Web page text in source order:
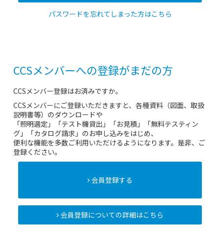
パスワードを忘れてしまった方はこちら
CCSメンバーへの登録がまだの方
CCSメンバー登録はお済みですか。
CCSメンバーにご登録いただきますと、各種資料（図面、取扱
説明書等）のダウンロードや
「照明選定」「テスト機貸出」「お見積」「無料テスティン
グ」「カタログ請求」のお申し込みをはじめ、
便利な機能を多数ご利用いただけるようになります。是非、ご
登録ください。
会員登録する
会員登録についての詳細はこちら